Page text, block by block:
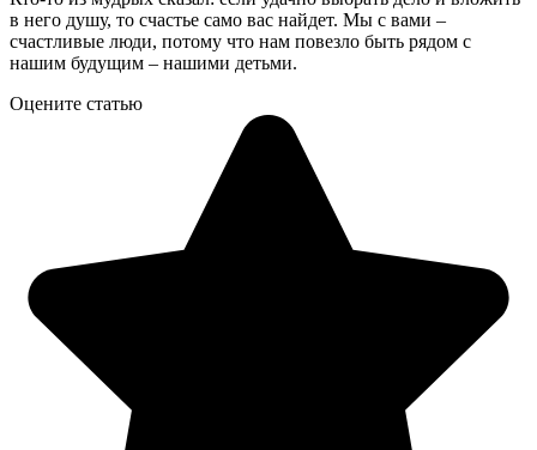
в него душу, то счастье само вас найдет. Мы с вами –
счастливые люди, потому что нам повезло быть рядом с
нашим будущим – нашими детьми.
Оцените статью